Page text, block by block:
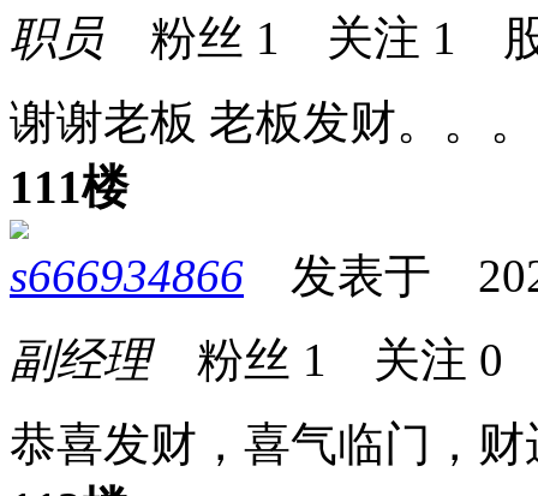
职员 粉丝 1 关注 1
谢谢老板 老板发财。。
111楼
s666934866 发表于
副经理粉丝 1 关注 0
恭喜发财，喜气临门，财